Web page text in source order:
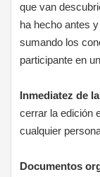
que van
ha hecho antes
sumando los
participante en
Inmediatez de
cerrar la edición
cualquier
Documentos